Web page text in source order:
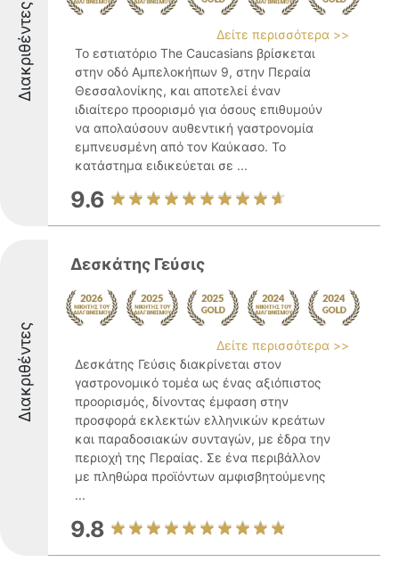
Διακριθέντες
Δείτε περισσότερα >>
Το εστιατόριο The Caucasians βρίσκεται
στην οδό Αμπελοκήπων 9, στην Περαία
Θεσσαλονίκης, και αποτελεί έναν
ιδιαίτερο προορισμό για όσους επιθυμούν
να απολαύσουν αυθεντική γαστρονομία
εμπνευσμένη από τον Καύκασο. Το
κατάστημα ειδικεύεται σε ...
9.6
Διακριθέντες
Δεσκάτης Γεύσις
Δείτε περισσότερα >>
Δεσκάτης Γεύσις διακρίνεται στον
γαστρονομικό τομέα ως ένας αξιόπιστος
προορισμός, δίνοντας έμφαση στην
προσφορά εκλεκτών ελληνικών κρεάτων
και παραδοσιακών συνταγών, με έδρα την
περιοχή της Περαίας. Σε ένα περιβάλλον
με πληθώρα προϊόντων αμφισβητούμενης
...
9.8